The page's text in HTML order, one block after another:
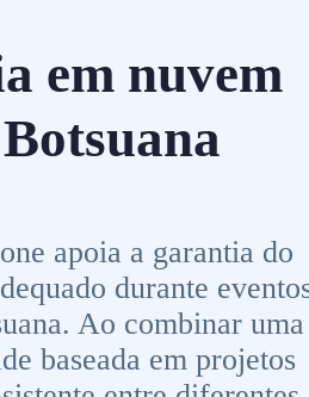
em nuvem
apoia a garantia do
durante
Ao combinar uma
baseada em projetos